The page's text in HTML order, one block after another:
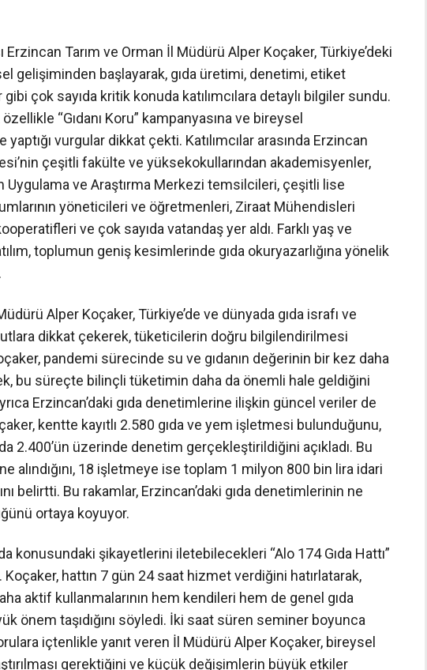
Erzincan Tarım ve Orman İl Müdürü Alper Koçaker, Türkiye’deki
gelişiminden başlayarak, gıda üretimi, denetimi, etiket
çok sayıda kritik konuda katılımcılara detaylı bilgiler sundu.
“Gıdanı Koru” kampanyasına ve bireysel
vurgular dikkat çekti. Katılımcılar arasında Erzincan
çeşitli fakülte ve yüksekokullarından akademisyenler,
Uygulama ve Araştırma Merkezi temsilcileri, çeşitli lise
yöneticileri ve öğretmenleri, Ziraat Mühendisleri
ve çok sayıda vatandaş yer aldı. Farklı yaş ve
toplumun geniş kesimlerinde gıda okuryazarlığına yönelik
Alper Koçaker, Türkiye’de ve dünyada gıda israfı ve
dikkat çekerek, tüketicilerin doğru bilgilendirilmesi
pandemi sürecinde su ve gıdanın değerinin bir kez daha
bu süreçte bilinçli tüketimin daha da önemli hale geldiğini
Erzincan’daki gıda denetimlerine ilişkin güncel veriler de
kentte kayıtlı 2.580 gıda ve yem işletmesi bulunduğunu,
2.400’ün üzerinde denetim gerçekleştirildiğini açıkladı. Bu
alındığını, 18 işletmeye ise toplam 1 milyon 800 bin lira idari
belirtti. Bu rakamlar, Erzincan’daki gıda denetimlerinin ne
ortaya koyuyor.
konusundaki şikayetlerini iletebilecekleri “Alo 174 Gıda Hattı”
Koçaker, hattın 7 gün 24 saat hizmet verdiğini hatırlatarak,
aktif kullanmalarının hem kendileri hem de genel gıda
önem taşıdığını söyledi. İki saat süren seminer boyunca
içtenlikle yanıt veren İl Müdürü Alper Koçaker, bireysel
gerektiğini ve küçük değişimlerin büyük etkiler